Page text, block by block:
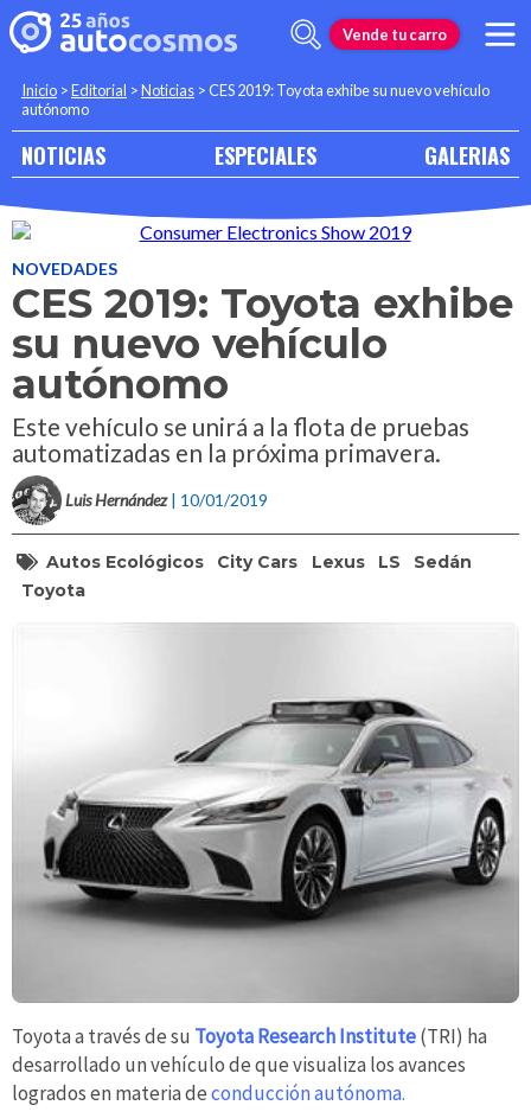
Vende tu carro
Inicio >Editorial >Noticias >CES 2019: Toyota exhibe su nuevo vehículo
autónomo
NOTICIAS ESPECIALES GALERIAS
NOVEDADES
CES 2019: Toyota exhibe
su nuevo vehículo
autónomo
Este vehículo se unirá a la flota de pruebas
automatizadas en la próxima primavera.
Luis Hernández | 10/01/2019
Autos Ecológicos City Cars Lexus LS
Sedán
Toyota
Toyota a través de su Toyota Research Institute(TRI) ha
desarrollado un vehículo de que visualiza los avances
logrados en materia deconducción autónoma.